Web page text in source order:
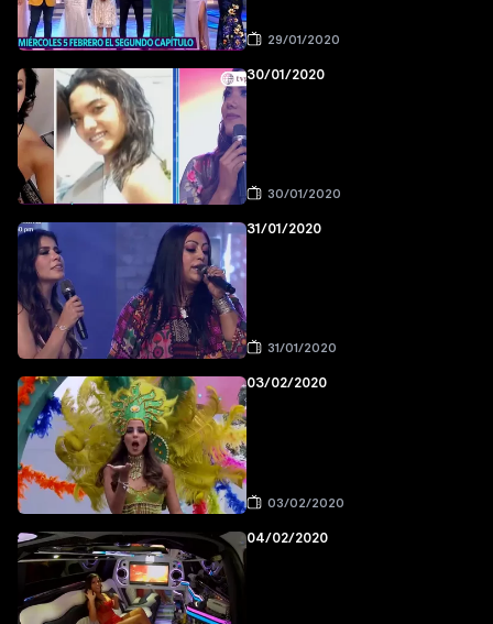
29/01/2020
30/01/2020
30/01/2020
31/01/2020
31/01/2020
03/02/2020
03/02/2020
04/02/2020